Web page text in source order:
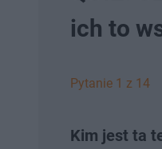
ich to
Pytanie 1 z 14
Kim jest ta